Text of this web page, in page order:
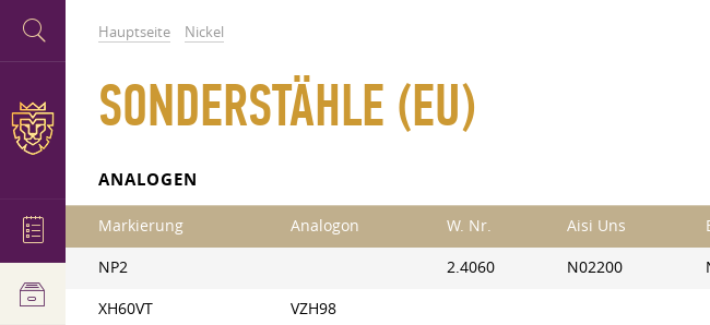
Hauptseite Nickel
SONDERSTÄHLE (EU)
ANALOGEN
Markierung Analogon W. Nr. Aisi Uns
NP2 2.4060 N02200
XH60VT VZH98